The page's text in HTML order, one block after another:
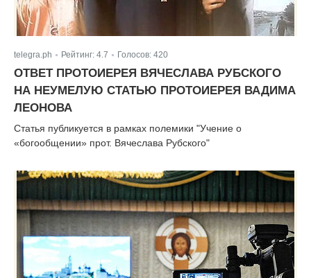
telegra.ph | Рейтинг: 4.7 Голосов: 420
ОТВЕТ ПРОТОИЕРЕЯ ВЯЧЕСЛАВА РУБСКОГО
НА НЕУМЕЛУЮ СТАТЬЮ ПРОТОИЕРЕЯ ВАДИМА
ЛЕОНОВА
Статья публикуется в рамках полемики "Учение о
«богообщении» прот. Вячеслава Рубского"